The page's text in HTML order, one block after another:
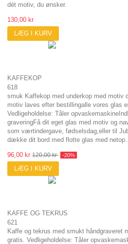
dét motiv, du ønsker.
130,00 kr
LÆG I KURV
KAFFEKOP
618
smuk Kaffekop med underkop med
motiv laves efter bestillingalle vores glas
Vedligeholdelse: Tåler
graveringFå dit eget glas med motiv og
som værtindergave, fødselsdag,eller til
dække dit bord med flotte glas med netop...
96,00 kr 120,00 kr -20%
LÆG I KURV
KAFFE OG TEKRUS
621
Kaffe og tekrus med smukt håndgraveret
gratis. Vedligeholdelse: Tåler